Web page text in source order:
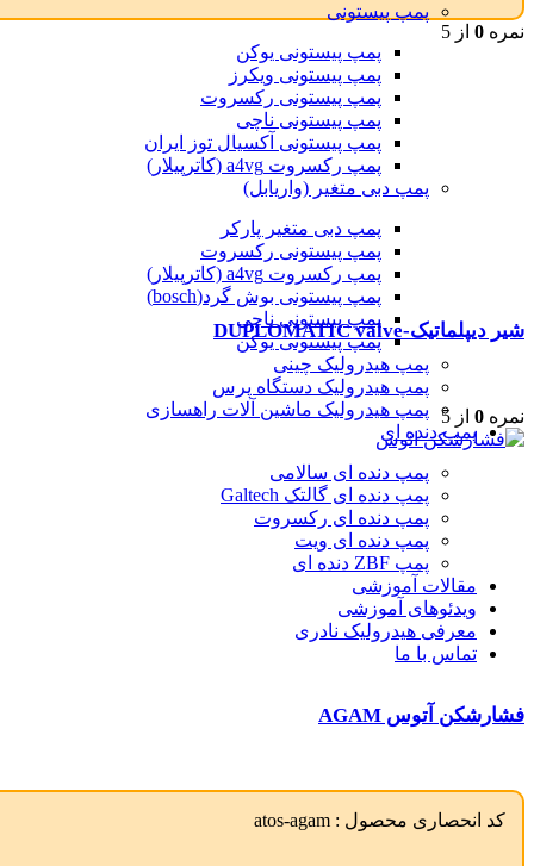
پمپ پیستونی
پمپ پیستونی یوکن
پمپ پیستونی ویکرز
پمپ پیستونی رکسروت
پمپ پیستونی ناچی
پمپ پیستونی آکسیال توز ایران
پمپ رکسروت a4vg (کاترپیلار)
پمپ دبی متغیر (واریابل)
پمپ دبی متغیر پارکر
پمپ پیستونی رکسروت
پمپ رکسروت a4vg (کاترپیلار)
پمپ پیستونی بوش گرد(bosch)
پمپ پیستونی ناچی
پمپ پیستونی یوکن
پمپ هیدرولیک چینی
پمپ هیدرولیک دستگاه پرس
پمپ هیدرولیک ماشین آلات راهسازی
پمپ دنده ای
پمپ دنده ای سالامی
پمپ دنده ای گالتک Galtech
پمپ دنده ای رکسروت
پمپ دنده ای ویت
پمپ ZBF دنده ای
مقالات آموزشی
ویدئوهای آموزشی
معرفی هیدرولیک نادری
تماس با ما
نمره 0 از 5
شیر دیپلماتیک-DUPLOMATIC valve
نمره 0 از 5
فشارشکن آتوس AGAM
کد انحصاری محصول : atos-agam